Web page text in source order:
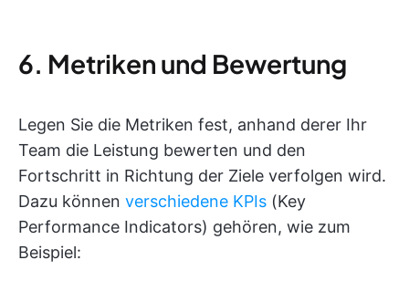
6. Metriken und Bewertung
Legen Sie die Metriken fest, anhand derer Ihr
Team die Leistung bewerten und den
Fortschritt in Richtung der Ziele verfolgen wird.
Dazu können verschiedene KPIs (Key
Performance Indicators) gehören, wie zum
Beispiel: